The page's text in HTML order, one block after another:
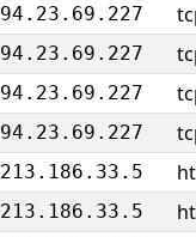
94.23.69.227
94.23.69.227
94.23.69.227
94.23.69.227
213.186.33.5
213.186.33.5